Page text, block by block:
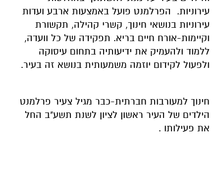
עירוניות. הפרלמנט פועל באמצעות ארבע ועדות
עירוניות בנושאי חינוך, קשרי קהילה, תקשורת
וקיימות-אורח חיים בריא. תפקידה של כל וועדה,
ללמוד ולהעמיק את ידיעותיה בתחום עיסוקה
ולפעול לקידום יוזמה משמעותית בנושא זה בעיר.
חינוך למעורבות חברתית-כבר מגיל צעיר פרלמנט
הילדים של העיר ראשון לציון לשנת תשע"ב החל
את פעילותו .